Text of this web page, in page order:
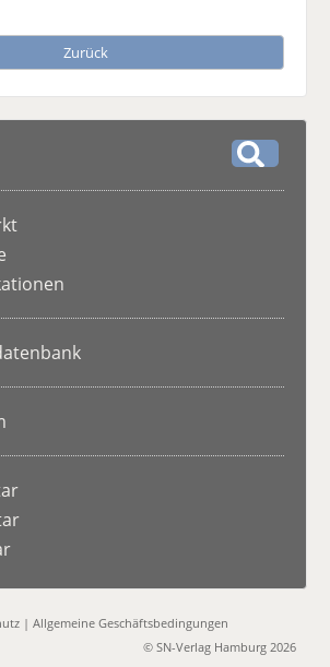
Zurück
|Allgemeine Geschäftsbedingungen
© SN-Verlag Hamburg 2026